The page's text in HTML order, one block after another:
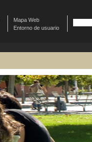
Mapa Web
Entorno de usuario